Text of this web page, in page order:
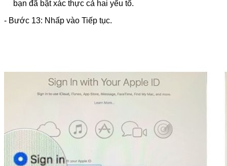
bạn đã bật xác thực cả hai yếu tố.
- Bước 13: Nhấp vào Tiếp tục.